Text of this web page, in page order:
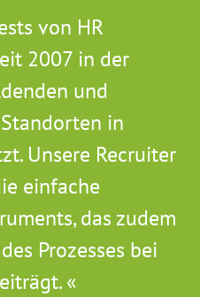
von HR
2007 in der
und
in
Unsere Recruiter
einfache
das zudem
Prozesses bei